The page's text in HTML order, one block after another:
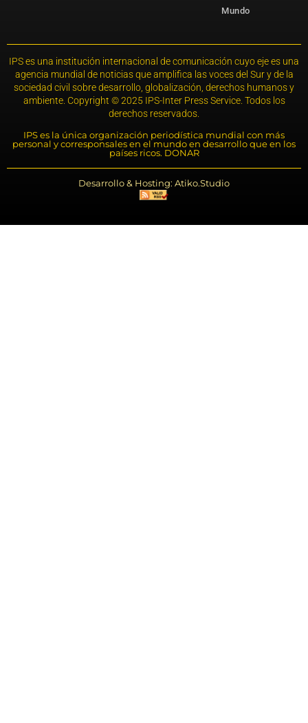
Mundo
IPS es una institución internacional de comunicación cuyo eje es una
agencia mundial de noticias que amplifica las voces del Sur y de la
sociedad civil sobre desarrollo, globalización, derechos humanos y
ambiente. Copyright © 2025 IPS-Inter Press Service. Todos los
derechos reservados.
IPS es la única organización periodística mundial con más
personal y corresponsales en el mundo en desarrollo que en los
países ricos. DONAR
Desarrollo & Hosting: Atiko.Studio